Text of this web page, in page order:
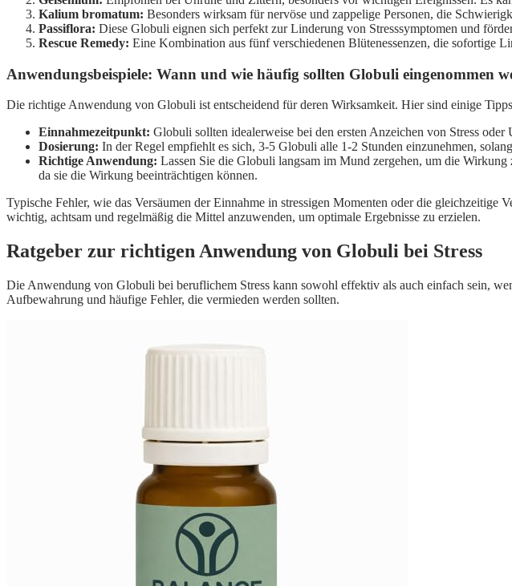
Kalium bromatum: Besonders wirksam für nervöse und zappelige Personen, die
Passiflora: Diese Globuli eignen sich perfekt zur Linderung von Stresssymptomen und
Rescue Remedy: Eine Kombination aus fünf verschiedenen Blütenessenzen, die sofortige
Anwendungsbeispiele: Wann und wie häufig sollten Globuli eingenommen
Die richtige Anwendung von Globuli ist entscheidend für deren Wirksamkeit. Hier sind einige
Einnahmezeitpunkt: Globuli sollten idealerweise bei den ersten Anzeichen von Stress
Dosierung: In der Regel empfiehlt es sich, 3-5 Globuli alle 1-2 Stunden einzunehmen,
Richtige Anwendung: Lassen Sie die Globuli langsam im Mund zergehen, um die
da sie die Wirkung beeinträchtigen können.
Typische Fehler, wie das Versäumen der Einnahme in stressigen Momenten oder die
wichtig, achtsam und regelmäßig die Mittel anzuwenden, um optimale Ergebnisse zu erzielen.
Ratgeber zur richtigen Anwendung von Globuli bei Stress
Die Anwendung von Globuli bei beruflichem Stress kann sowohl effektiv als auch einfach sein,
Aufbewahrung und häufige Fehler, die vermieden werden sollten.